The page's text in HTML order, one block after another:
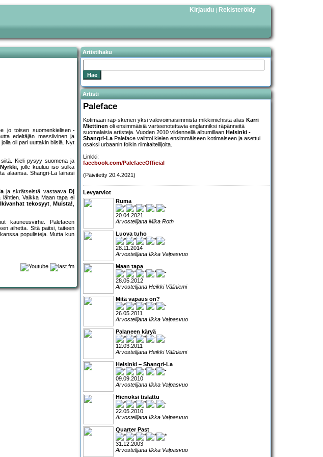
Kirjaudu | Rekisteröidy
jo toisen suomenkielisen
edeltäjän massiivinen ja
jolla oli pari uuttakin biisiä. Nyt
Kieli pysyy suomena ja
, jolle kuuluu iso sulka
alaansa. Shangri-La lainasi
ja skrätseistä vastaava Dj
lähtien. Vaikka Maan tapa ei
Ikivanhat tekosyyt, Muista!,
kauneusvirhe. Palefacen
aihetta. Sitä paitsi, taiteen
populisteja. Mutta kun
Artistihaku
Artisti
Paleface
Kotimaan räp-skenen yksi valovoimaisimmista mikkimiehistä alias Karri
Miettinen oli ensimmäisiä varteenotettavia englanniksi räpänneitä
suomalaisia artisteja. Vuoden 2010 viidennellä albumillaan Helsinki -
Shangri-LaPaleface vaihtoi kielen ensimmäiseen kotimaiseen ja asettui
osaksi urbaanin folkin riimitaiteilijoita.
Linkki:
facebook.com/PalefaceOfficial
(Päivitetty 20.4.2021)
Levyarviot
Ruma
20.04.2021
Arvostelijana Mika Roth
Luova tuho
28.11.2014
Arvostelijana Ilkka Valpasvuo
Maan tapa
28.05.2012
Arvostelijana Heikki Väliniemi
Mitä vapaus on?
26.05.2011
Arvostelijana Ilkka Valpasvuo
Palaneen käryä
12.03.2011
Arvostelijana Heikki Väliniemi
Helsinki – Shangri-La
09.09.2010
Arvostelijana Ilkka Valpasvuo
Hienoksi tislattu
22.05.2010
Arvostelijana Ilkka Valpasvuo
Quarter Past
31.12.2003
Arvostelijana Ilkka Valpasvuo